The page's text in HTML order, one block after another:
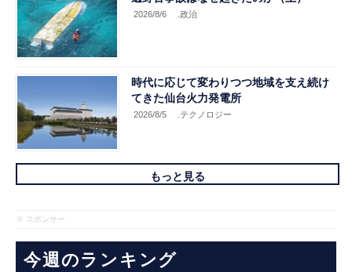
2026/8/6 .政治
時代に応じて変わりつつ地域を支え続け
てきた仙台火力発電所
2026/8/5 .テクノロジー
もっと見る
※ スポンサー
今週のランキング